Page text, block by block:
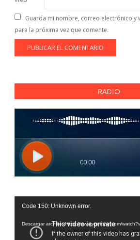
Guarda mi nombre, correo electrónico y
para la próxima vez que comente.
RADIO
Reproductor
vídeo
Code 150: Unknown error.
Descargar archivo: https://www.youtube.com/